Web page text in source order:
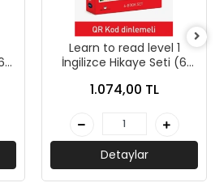
Learn to read level 1
İngilizce Hikaye Seti (6
1.074,00 TL
Detaylar